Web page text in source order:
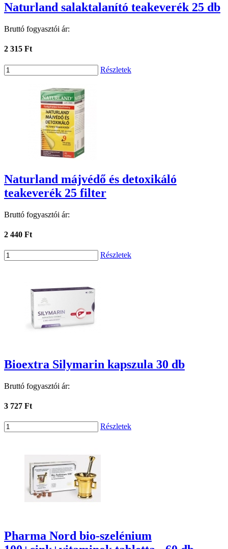
Naturland salaktalanító teakeverék 25 db
Bruttó fogyasztói ár:
2 315 Ft
Részletek
Naturland májvédő és detoxikáló
teakeverék 25 filter
Bruttó fogyasztói ár:
2 440 Ft
Részletek
Bioextra Silymarin kapszula 30 db
Bruttó fogyasztói ár:
3 727 Ft
Részletek
Pharma Nord bio-szelénium